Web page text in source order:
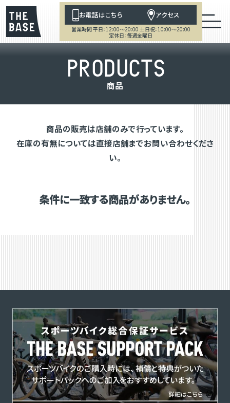
お電話はこちら アクセス
営業時間 平日：12:00～20:00 土日祝：10:00～20:00
定休日：毎週金曜日
PRODUCTS
商品
商品の販売は店舗のみで行っています。
在庫の有無については直接店舗までお問い合わせくださ
い。
条件に一致する商品がありません。